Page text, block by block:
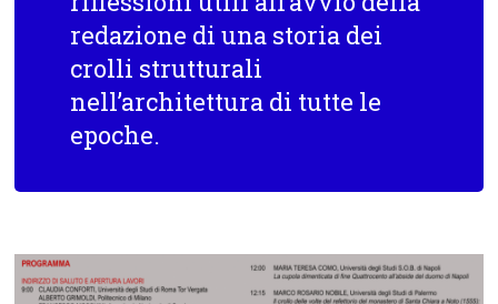
redazione di una storia dei
crolli strutturali
nell’architettura di tutte le
epoche.